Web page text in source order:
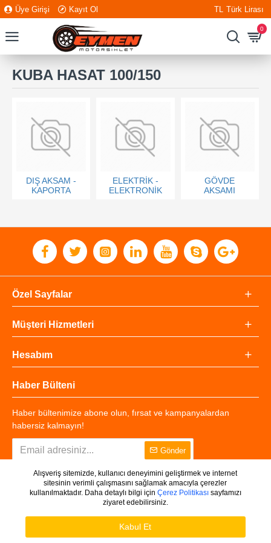
Üye Girişi Kayıt Ol TL Türk Lirası
0
KUBA HASAT 100/150
DIŞ AKSAM -
KAPORTA
ELEKTRİK -
ELEKTRONİK
GÖVDE
AKSAMI
Özel Sayfalar
Müşteri Hizmetleri
Hesabım
Haber Bülteni
Haber bültenimize abone olun, fırsat ve kampanyalardan
habersiz kalmayın!
Gönder
Copyright © 2025 - Tüm Hakları Saklıdır.
Alışveriş sitemizde, kullanıcı deneyimini geliştirmek ve internet
sitesinin verimli çalışmasını sağlamak amacıyla çerezler
kullanılmaktadır. Daha detaylı bilgi için Çerez Politikasısayfamızı
ziyaret edebilirsiniz.
Kabul Et
Ürünleri Filtrele